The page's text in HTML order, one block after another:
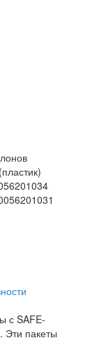
с SAFE-
Эти пакеты